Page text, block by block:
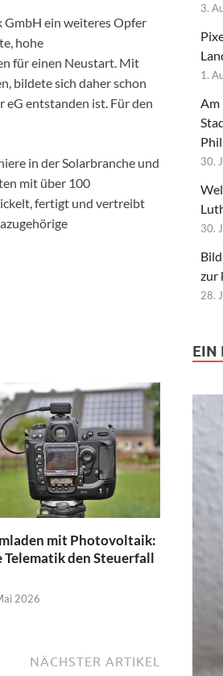
GmbH ein weiteres Opfer
hohe
für einen Neustart. Mit
bildete sich daher schon
eG entstanden ist. Für den
in der Solarbranche und
mit über 100
fertigt und vertreibt
mit Photovoltaik:
Telematik den Steuerfall
2026
NÄCHSTER ARTIKEL
3.
1.
Am
30.
30.
zur
28.
EIN